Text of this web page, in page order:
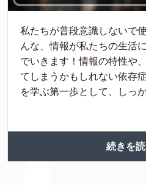
私たちが普段意識しないで
んな、情報が私たちの生活
でいきます！情報の特性や
てしまうかもしれない依存
を学ぶ第一歩として、しっ
続きを